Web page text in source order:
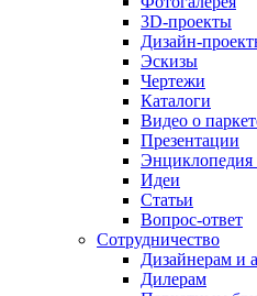
3D-проекты
Дизайн-
Эскизы
Чертежи
Каталоги
Видео о
Презентации
Энциклопедия
Идеи
Статьи
Вопрос-ответ
Сотрудничество
Дизайнерам и
Дилерам